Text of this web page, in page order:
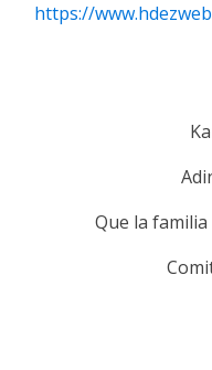
https://
Que la